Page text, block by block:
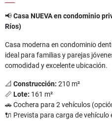
📢Casa NUEVA en condominio
Ríos)
Casa moderna en condominio
ideal para familias y parejas
comodidad y excelente ubicación.
📐 Construcción: 210 m²
📏 Lote: 161 m²
🚗 Cochera para 2 vehículos
🔌 Prevista para carga de vehículo